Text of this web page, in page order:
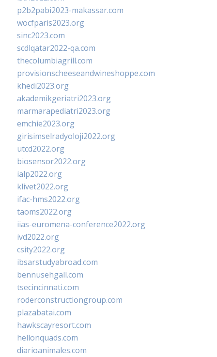
p2b2pabi2023-makassar.com
wocfparis2023.org
sinc2023.com
scdlqatar2022-qa.com
thecolumbiagrill.com
provisionscheeseandwineshoppe.com
khedi2023.org
akademikgeriatri2023.org
marmarapediatri2023.org
emchie2023.org
girisimselradyoloji2022.org
utcd2022.org
biosensor2022.org
ialp2022.org
klivet2022.org
ifac-hms2022.org
taoms2022.org
iias-euromena-conference2022.org
ivd2022.org
csity2022.org
ibsarstudyabroad.com
bennusehgall.com
tsecincinnati.com
roderconstructiongroup.com
plazabatai.com
hawkscayresort.com
hellonquads.com
diarioanimales.com